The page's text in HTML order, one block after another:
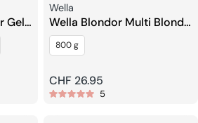
Gel
Fournisseur:
Wella
Wella Blondor Multi Blonde
7 Powder
800 g
Prix
CHF 26.95
5